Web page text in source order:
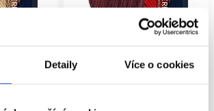
Detaily Více o cookies
Oficiální distribuce